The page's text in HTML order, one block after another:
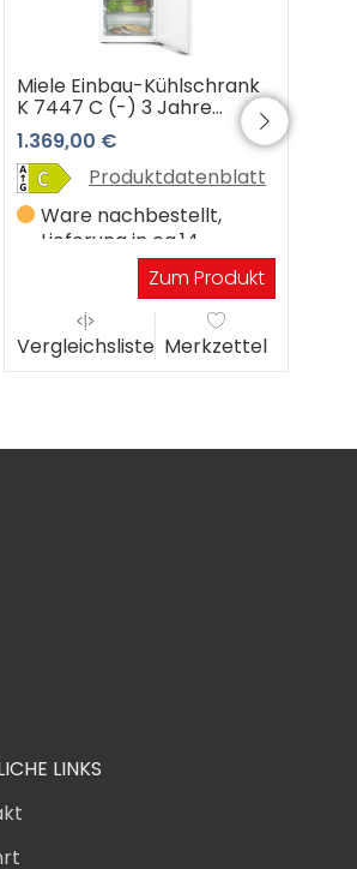
Miele Einbau-Kühlschrank
K 7447 C (-) 3 Jahre
Premiumshop Garantie
1.369,00 €
Produktdatenblatt
Ware nachbestellt,
Lieferung in ca.14
WerktagenZum Produkt
Vergleichsliste Merkzettel
LINKS